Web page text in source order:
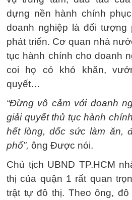
dựng nền hành chính
doanh nghiệp là đối tượng
phát triển. Cơ quan nhà
tục hành chính cho doanh
coi họ có khó khăn,
quyết…
“Đừng vô cảm với doanh
giải quyết thủ tục hành
hết lòng, dốc sức làm ăn,
phố”, ông Được nói.
Chủ tịch UBND TP.HCM
thị của quận 1 rất quan
trật tự đô thị. Theo ông,